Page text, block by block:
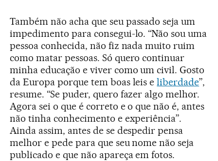
Também não acha que seu passado seja um
impedimento para consegui-lo. “Não sou uma
pessoa conhecida, não fiz nada muito ruim
como matar pessoas. Só quero continuar
minha educação e viver como um civil. Gosto
da Europa porque tem boas leis eliberdade”,
resume. “Se puder, quero fazer algo melhor.
Agora sei o que é correto e o que não é, antes
não tinha conhecimento e experiência”.
Ainda assim, antes de se despedir pensa
melhor e pede para que seu nome não seja
publicado e que não apareça em fotos.